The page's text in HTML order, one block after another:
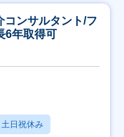
コンサルタント/フ
6年取得可
土日祝休み